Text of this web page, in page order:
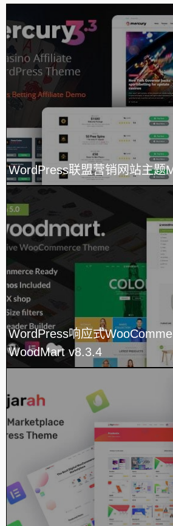
WordPress联盟营销网站主题
WordPress响应式
WoodMart v8.3.4